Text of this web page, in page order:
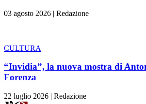
03 agosto 2026 | Redazione
CULTURA
“Invidia”, la nuova mostra di
Forenza
22 luglio 2026 | Redazione